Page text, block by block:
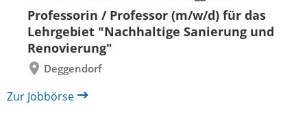
Professorin / Professor (m/w/d) für das
Lehrgebiet "Nachhaltige Sanierung und
Renovierung"
Deggendorf
zurück
Zur Jobbörse